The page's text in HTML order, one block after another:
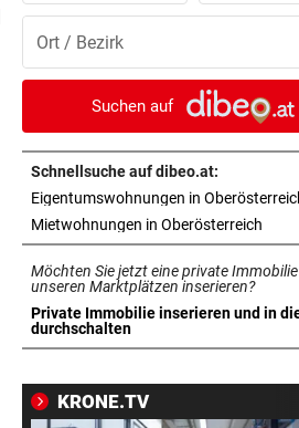
vor
sogar noch steigen
16-JÄHRIGER ATTACKIERT vor
Mordversuch vor Heim:
hatte Riesenglück“
WEGEN NIEDRIGWASSER vor 19
Güterschiffe können nicht
beladen werden
WASSERSTAND ZU NIEDRIG
Donau eingestellt
Suchen auf
Schnellsuche auf dibeo.at:
Eigentumswohnungen in
Mietwohnungen in Oberösterreich
Möchten Sie jetzt eine private
unseren Marktplätzen inserieren?
Private Immobilie inserieren und in
durchschalten
in neuem Tab öffnen
KRONE.TV